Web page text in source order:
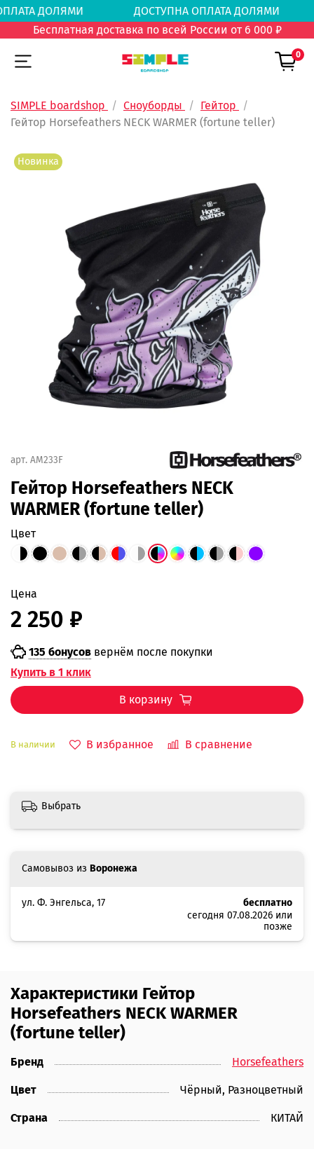
ОПЛАТА ДОЛЯМИ
ДОСТУПНА ОПЛАТА
Бесплатная доставка по всей России от 6 000 ₽
0
SIMPLE boardshop Сноуборды
Гейтор
Гейтор Horsefeathers NECK WARMER (fortune teller)
Новинка
арт. AM233F
Гейтор Horsefeathers NECK
WARMER (fortune teller)
В наличии В избранное В сравнение
цвет
Цена
2 250 ₽
135 бонусов вернём после покупки
Купить в 1 клик
В корзину
Самовывоз из Воронежа
ул. Ф. Энгельса, 17
бесплатно
сегодня 07.08.2026 или
позже
Выбрать
Характеристики Гейтор
Horsefeathers NECK WARMER
(fortune teller)
Бренд Horsefeathers
Цвет Чёрный, Разноцветный
Страна КИТАЙ